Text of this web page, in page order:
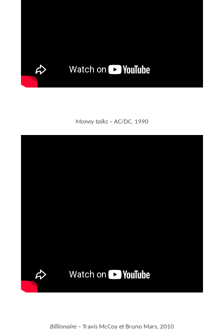
Money talks – AC/DC, 1990
Billionaire – Travis McCoy et Bruno Mars, 2010